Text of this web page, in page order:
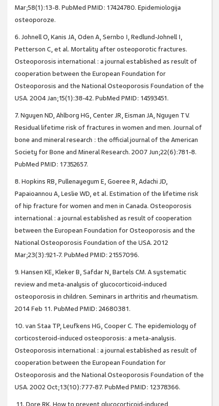
Mar;58(1):13-8. PubMed PMID: 17424780. Epidemiologija
osteoporoze.
6. Johnell O, Kanis JA, Oden A, Sernbo I, Redlund-Johnell I,
Petterson C, et al. Mortality after osteoporotic fractures.
Osteoporosis international : a journal established as result of
cooperation between the European Foundation for
Osteoporosis and the National Osteoporosis Foundation of the
USA. 2004 Jan;15(1):38-42. PubMed PMID: 14593451.
7. Nguyen ND, Ahlborg HG, Center JR, Eisman JA, Nguyen TV.
Residual lifetime risk of fractures in women and men. Journal of
bone and mineral research : the official journal of the American
Society for Bone and Mineral Research. 2007 Jun;22(6):781-8.
PubMed PMID: 17352657.
8. Hopkins RB, Pullenayegum E, Goeree R, Adachi JD,
Papaioannou A, Leslie WD, et al. Estimation of the lifetime risk
of hip fracture for women and men in Canada. Osteoporosis
international : a journal established as result of cooperation
between the European Foundation for Osteoporosis and the
National Osteoporosis Foundation of the USA. 2012
Mar;23(3):921-7. PubMed PMID: 21557096.
9. Hansen KE, Kleker B, Safdar N, Bartels CM. A systematic
review and meta-analysis of glucocorticoid-induced
osteoporosis in children. Seminars in arthritis and rheumatism.
2014 Feb 11. PubMed PMID: 24680381.
10. van Staa TP, Leufkens HG, Cooper C. The epidemiology of
corticosteroid-induced osteoporosis: a meta-analysis.
Osteoporosis international : a journal established as result of
cooperation between the European Foundation for
Osteoporosis and the National Osteoporosis Foundation of the
USA. 2002 Oct;13(10):777-87. PubMed PMID: 12378366.